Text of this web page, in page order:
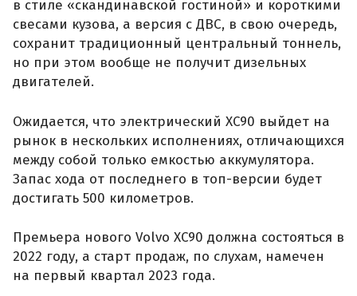
в стиле «скандинавской гостиной» и короткими
свесами кузова, а версия с ДВС, в свою очередь,
сохранит традиционный центральный тоннель,
но при этом вообще не получит дизельных
двигателей.
Ожидается, что электрический XC90 выйдет на
рынок в нескольких исполнениях, отличающихся
между собой только емкостью аккумулятора.
Запас хода от последнего в топ-версии будет
достигать 500 километров.
Премьера нового Volvo XC90 должна состояться в
2022 году, а старт продаж, по слухам, намечен
на первый квартал 2023 года.